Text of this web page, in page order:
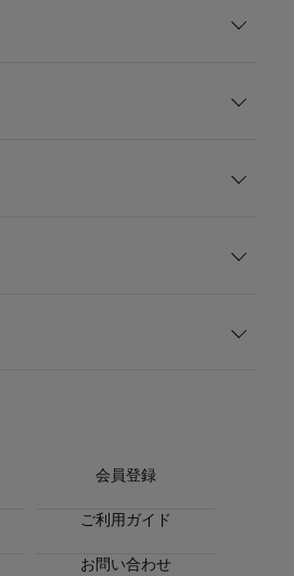
会員登録
ご利用ガイド
お問い合わせ